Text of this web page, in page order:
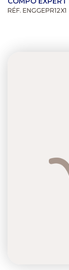
RÉF. ENGGEPR12X1